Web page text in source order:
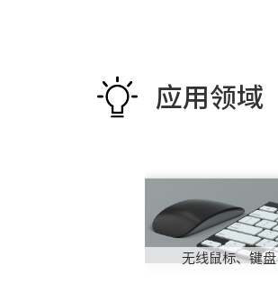
应用领域
无线鼠标、键盘